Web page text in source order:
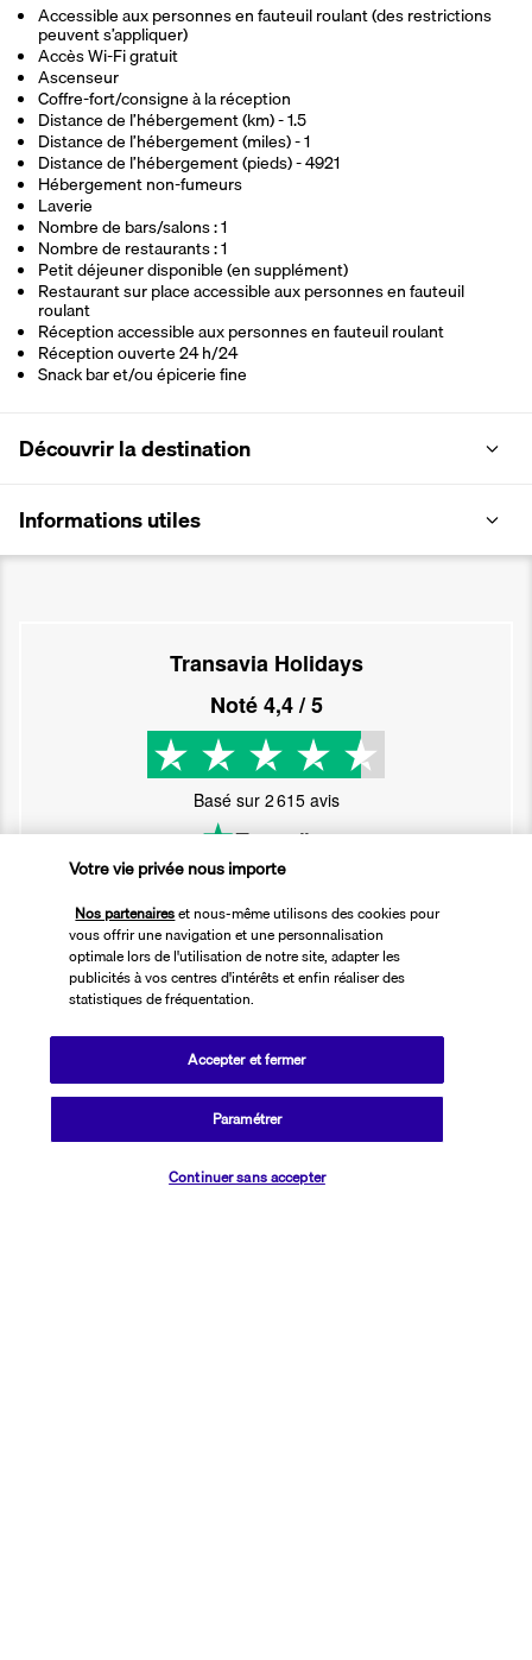
Accessible aux personnes en fauteuil roulant (des restrictions
peuvent s’appliquer)
Accès Wi-Fi gratuit
Ascenseur
Coffre-fort/consigne à la réception
Distance de l’hébergement (km) - 1.5
Distance de l’hébergement (miles) - 1
Distance de l’hébergement (pieds) - 4921
Hébergement non-fumeurs
Laverie
Nombre de bars/salons : 1
Nombre de restaurants : 1
Petit déjeuner disponible (en supplément)
Restaurant sur place accessible aux personnes en fauteuil
roulant
Réception accessible aux personnes en fauteuil roulant
Réception ouverte 24 h/24
Snack bar et/ou épicerie fine
Découvrir la destination
Informations utiles
Transavia Holidays
Noté4,4/ 5
Basé sur 2 615avis
Nos experts à votre écoute
01 76 24 06 05
Réservations 7j/7 du lundi au vendredi de 10h à 20h. Le samedi et
dimanche de 10h à 19h
(Prix d'un appel local)
+33 1 76 24 06 05
Votre vie privée nous importe
Nos partenaireset nous-même utilisons des cookies pour
vous offrir une navigation et une personnalisation
optimale lors de l'utilisation de notre site, adapter les
publicités à vos centres d'intérêts et enfin réaliser des
statistiques de fréquentation.
Paramétrer
Continuer sans accepter
Accepter et fermer